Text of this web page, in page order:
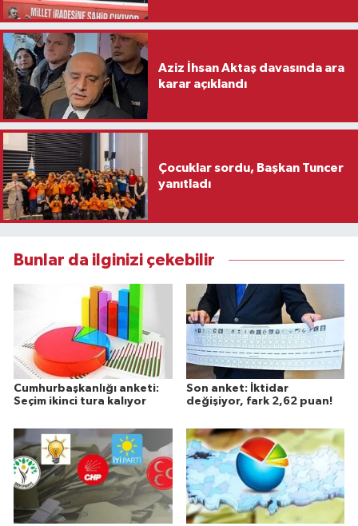
Aziz İhsan Aktaş davasında ara
karar açıklandı
Çocuklar sordu, Başkan Tuncer
yanıtladı
Bunlar da ilginizi çekebilir
Cumhurbaşkanlığı anketi:
Seçim ikinci tura kalıyor
Son anket: İktidar
değişiyor, fark 2,62 puan!